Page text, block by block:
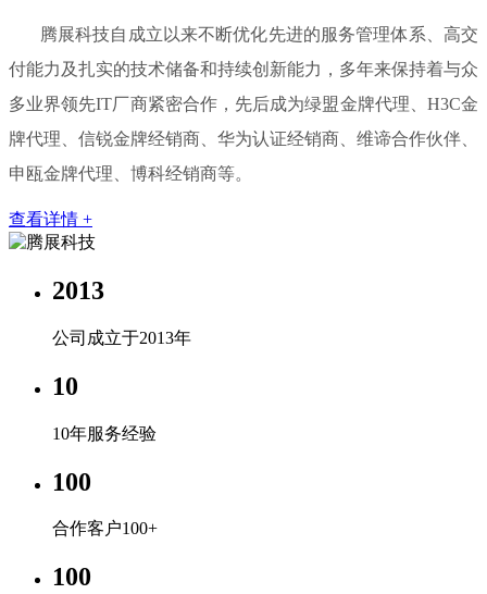
腾展科技自成立以来不断优化先进的服务管理体系、高交
付能力及扎实的技术储备和持续创新能力，多年来保持着与众
多业界领先IT厂商紧密合作，先后成为绿盟金牌代理、H3C金
牌代理、信锐金牌经销商、华为认证经销商、维谛合作伙伴、
申瓯金牌代理、博科经销商等。
查看详情 +
2013
公司成立于2013年
10
10年服务经验
100
合作客户100+
100